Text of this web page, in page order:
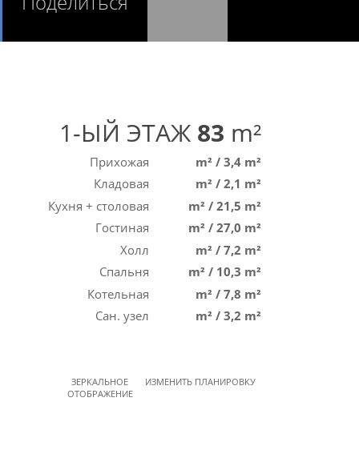
1-ЫЙ ЭТАЖ 83 m²
Прихожая m² / 3,4 m²
Кладовая
m² / 2,1 m²
Кухня + столовая
m² / 21,5 m²
Гостиная
m² / 27,0 m²
Холл
m² / 7,2 m²
Спальня
m² / 10,3 m²
Котельная
m² / 7,8 m²
Сан. узел
m² / 3,2 m²
ЗЕРКАЛЬНОЕ
ОТОБРАЖЕНИЕ
ИЗМЕНИТЬ ПЛАНИРОВКУ